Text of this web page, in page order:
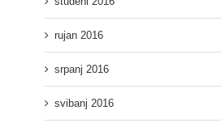
rujan 2016
srpanj 2016
svibanj 2016